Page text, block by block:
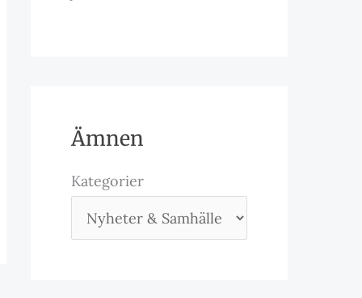
Ämnen
Kategorier